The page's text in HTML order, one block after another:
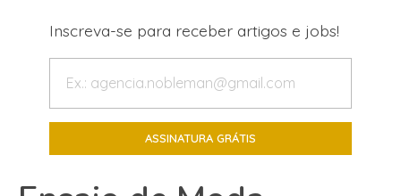
Inscreva-se para receber artigos e jobs!